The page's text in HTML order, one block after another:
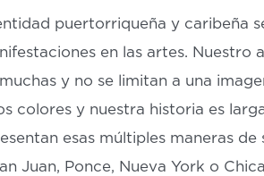
puertorriqueña y caribeña
en las artes. Nuestro
y no se limitan a una
colores y nuestra historia es
esas múltiples maneras
Juan, Ponce, Nueva York o